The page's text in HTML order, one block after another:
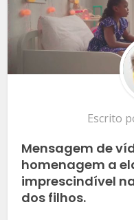
Escrito
Mensagem de
homenagem a
imprescindível
dos filhos.